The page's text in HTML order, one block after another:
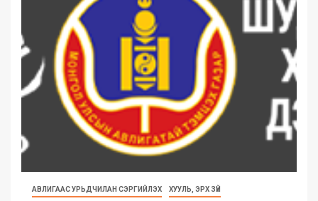
АВЛИГААС УРЬДЧИЛАН СЭРГИЙЛЭХ ХУУЛЬ, ЭРХ ЗҮЙ